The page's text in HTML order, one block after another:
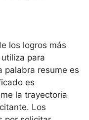
los logros más
para
palabra resume es
es
la trayectoria
Los